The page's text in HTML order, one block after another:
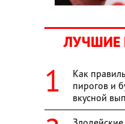
ЛУЧШИЕ
Как
пирогов и
вкусной